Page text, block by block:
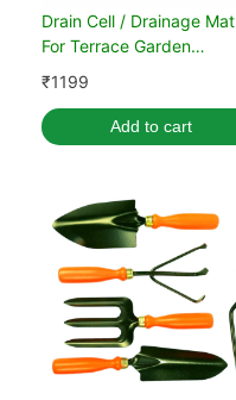
Drain Cell / Drainage Mat
For Terrace Garden
50x30x2 cm (10 Nos)
₹1199
Add to cart